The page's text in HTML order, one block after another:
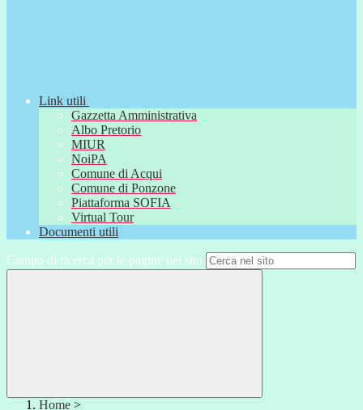
Link utili
Gazzetta Amministrativa
Albo Pretorio
MIUR
NoiPA
Comune di Acqui
Comune di Ponzone
Piattaforma SOFIA
Virtual Tour
Documenti utili
Campo di ricerca per le pagine del sito
Home >